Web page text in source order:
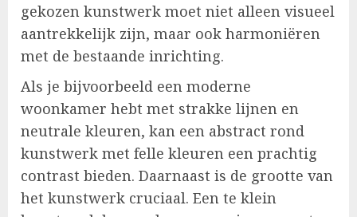
gekozen kunstwerk moet niet alleen visueel
aantrekkelijk zijn, maar ook harmoniëren
met de bestaande inrichting.
Als je bijvoorbeeld een moderne
woonkamer hebt met strakke lijnen en
neutrale kleuren, kan een abstract rond
kunstwerk met felle kleuren een prachtig
contrast bieden. Daarnaast is de grootte van
het kunstwerk cruciaal. Een te klein